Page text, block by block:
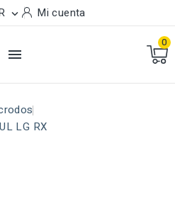
 Mi cuenta

0
LG RX